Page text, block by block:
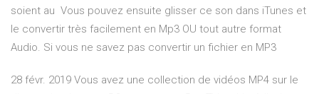
soient au Vous pouvez ensuite glisser ce son dans iTunes et
le convertir très facilement en Mp3 OU tout autre format
Audio. Si vous ne savez pas convertir un fichier en MP3
28 févr. 2019 Vous avez une collection de vidéos MP4 sur le